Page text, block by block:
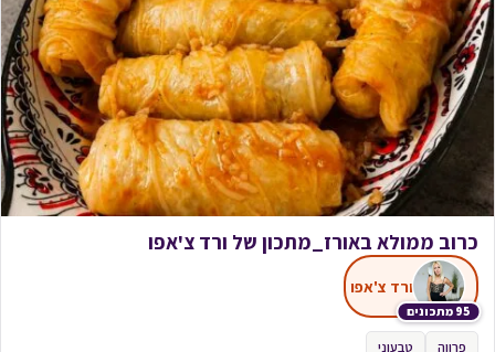
כרוב ממולא באורז_מתכון של ורד צ'אפו
95 מתכונים
ורד צ'אפו
פרווה טבעוני